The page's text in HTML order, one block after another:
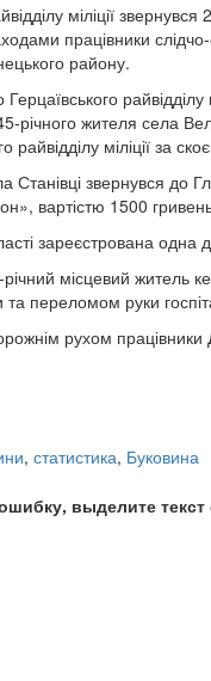
міліції
працівники слідчо-
району.
річного жителя села
райвідділу міліції за
Станівці звернувся до
вартістю 1500
зареєстрована одна
місцевий житель
та переломом руки
рухом
, статистика, Буковина
выделите